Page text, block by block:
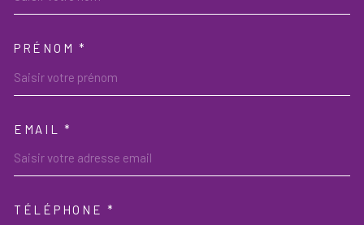
PRÉNOM *
EMAIL *
TÉLÉPHONE *